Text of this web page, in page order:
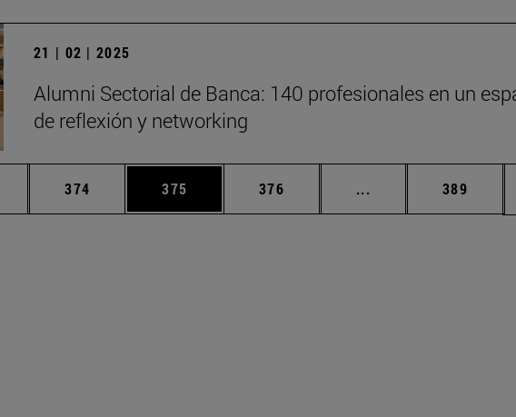
21 | 02 | 2025
Alumni Sectorial de Banca: 140 profesionales en un
de reflexión y networking
Páginas intermedias Use TAB para desplazarse.
Página
374 Página
375 Página
376 ... Páginas intermedias
Página
389